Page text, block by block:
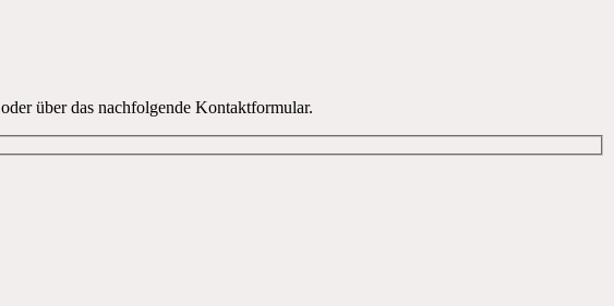
oder über das nachfolgende Kontaktformular.